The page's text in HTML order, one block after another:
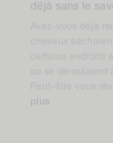
déjà sans le
plus